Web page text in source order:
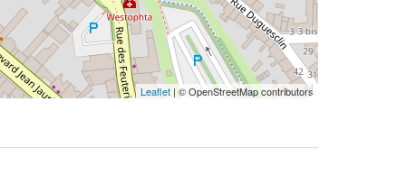
Leaflet | © OpenStreetMap contributors